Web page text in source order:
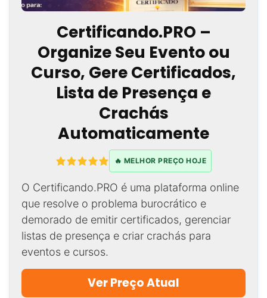
Certificando.PRO –
Organize Seu Evento ou
Curso, Gere Certificados,
Lista de Presença e
Crachás
Automaticamente
🔥 MELHOR PREÇO HOJE
O Certificando.PRO é uma plataforma online
que resolve o problema burocrático e
demorado de emitir certificados, gerenciar
listas de presença e criar crachás para
eventos e cursos.
Ver Preço Atual